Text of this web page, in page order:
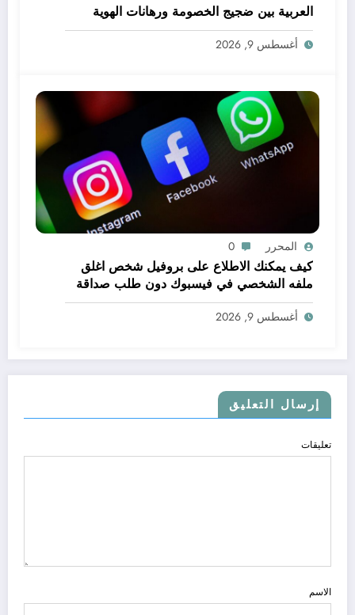
العربية بين ضجيج الخصومة ورهانات الهوية
أغسطس 9, 2026
المحرر 0
كيف يمكنك الاطلاع على بروفيل شخص اغلق
ملفه الشخصي في فيسبوك دون طلب صداقة
.. الاطلاع على محتوى صفحة شخص اغلق ملفه
الشخصي في فيسبوك دون طلب صداقة
أغسطس 9, 2026
إرسال التعليق
تعليقات
الاسم